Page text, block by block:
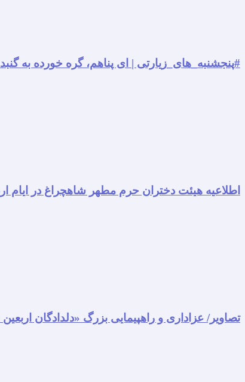
#پنجشنبه_های_زیارتی | ای پناهم، گره خورده به
اطلاعیه هیئت دختران حرم مطهر شاهچراغ در ایام
تصاویر/ عزاداری و راهپیمایی بزرگ «دلدادگان